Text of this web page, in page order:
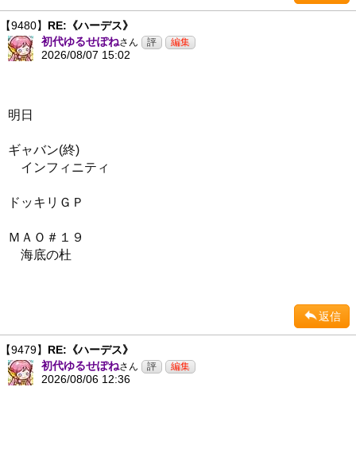
【9480】 RE:《ハーデス》
初代ゆるせぽねさん
2026/08/07 15:02
明日
ギャバン(終)
インフィニティ
ドッキリＧＰ
ＭＡＯ＃１９
海底の杜
返信
【9479】 RE:《ハーデス》
初代ゆるせぽねさん
2026/08/06 12:36